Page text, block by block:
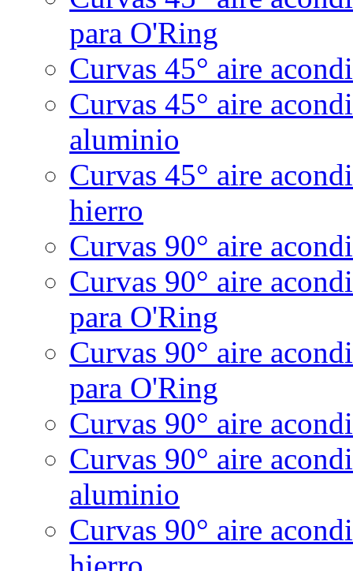
para O'Ring
Curvas 45° aire
Curvas 45° aire
aluminio
Curvas 45° aire
hierro
Curvas 90° aire
Curvas 90° aire
para O'Ring
Curvas 90° aire
para O'Ring
Curvas 90° aire
Curvas 90° aire
aluminio
Curvas 90° aire